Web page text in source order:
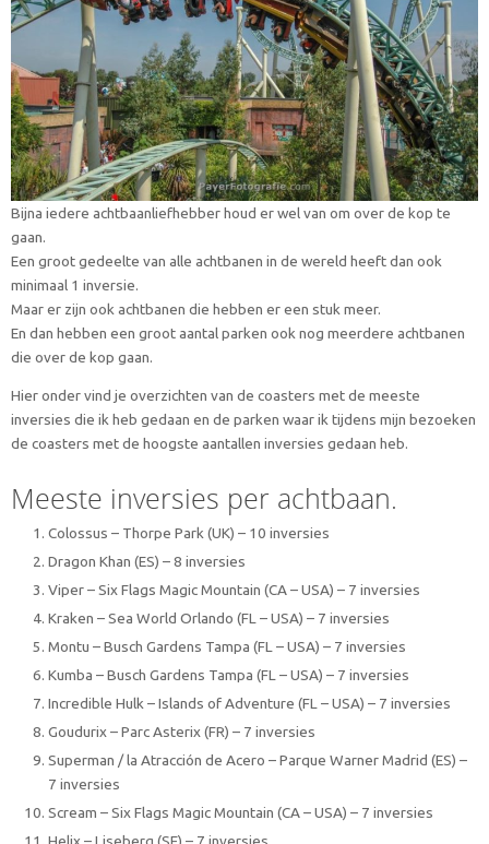
Bijna iedere achtbaanliefhebber houd er wel van om over de kop te
gaan.
Een groot gedeelte van alle achtbanen in de wereld heeft dan ook
minimaal 1 inversie.
Maar er zijn ook achtbanen die hebben er een stuk meer.
En dan hebben een groot aantal parken ook nog meerdere achtbanen
die over de kop gaan.
Hier onder vind je overzichten van de coasters met de meeste
inversies die ik heb gedaan en de parken waar ik tijdens mijn bezoeken
de coasters met de hoogste aantallen inversies gedaan heb.
Meeste inversies per achtbaan.
Colossus – Thorpe Park (UK) – 10 inversies
Dragon Khan (ES) – 8 inversies
Viper – Six Flags Magic Mountain (CA – USA) – 7 inversies
Kraken – Sea World Orlando (FL – USA) – 7 inversies
Montu – Busch Gardens Tampa (FL – USA) – 7 inversies
Kumba – Busch Gardens Tampa (FL – USA) – 7 inversies
Incredible Hulk – Islands of Adventure (FL – USA) – 7 inversies
Goudurix – Parc Asterix (FR) – 7 inversies
Superman / la Atracción de Acero – Parque Warner Madrid (ES) –
7 inversies
Scream – Six Flags Magic Mountain (CA – USA) – 7 inversies